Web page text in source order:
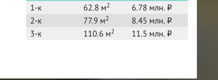
1-к
62.8 м2 6.78 млн. o
2-к 77.9 м2 8.45 млн. o
3-к 110.6 м2 11.5 млн. o